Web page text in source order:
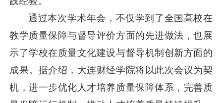
通过本次学术年会，不仅学到了全国高校在
教学质量保障与督导评价方面的先进做法，也展
示了学校在质量文化建设与督导机制创新方面的
成果。据介绍，大连财经学院将以此次会议为契
机，进一步优化人才培养质量保障体系，完善质